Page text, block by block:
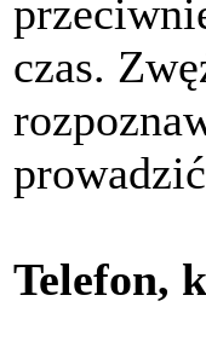
czas.
Telefon,